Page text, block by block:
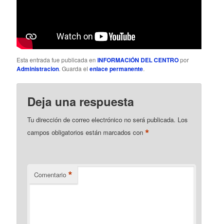
Esta entrada fue publicada enINFORMACIÓN DEL CENTROpor
Administracion. Guarda elenlace permanente.
Deja una respuesta
Tu dirección de correo electrónico no será publicada. Los
campos obligatorios están marcados con*
Comentario *